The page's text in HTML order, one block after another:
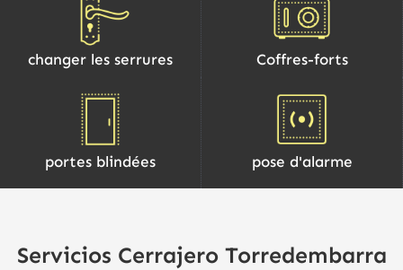
changer les serrures Coffres-forts
portes blindées pose d'alarme
Servicios Cerrajero Torredembarra